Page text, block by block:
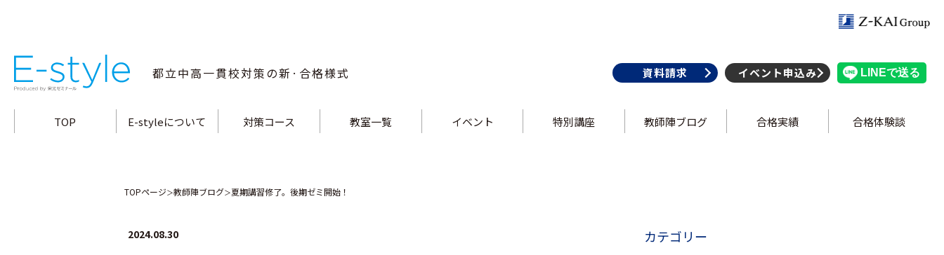
都立中高一貫校対策の新·合格様式 資料請求 イベント申込み
TOP E-styleについて 対策コース 教室一覧 イベント 特別講座 教師陣ブログ 合格実績 合格体験談
TOPページ＞教師陣ブログ＞夏期講習修了。後期ゼミ開始！
2024.08.30 カテゴリー